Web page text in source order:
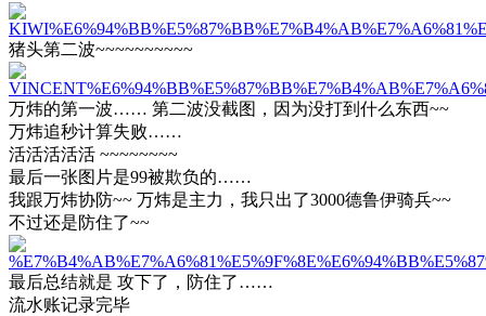
猪头第二波~~~~~~~~~~
万炜的第一波…… 第二波没截图，因为没打到什么东西~~
万炜追秒计算失败……
活活活活活 ~~~~~~~~
最后一张图片是99被欺负的……
我跟万炜协防~~ 万炜是主力，我只出了3000德鲁伊骑兵~~
不过还是防住了~~
最后总结就是 攻下了，防住了……
流水账记录完毕